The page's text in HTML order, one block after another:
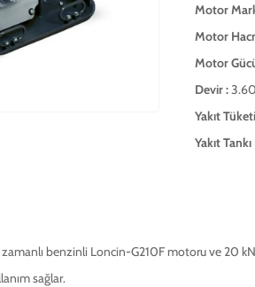
Motor
Motor
Motor
Devir :
Yakıt
Yakıt
zamanlı benzinli Loncin-G210F motoru ve 20
sağlar.